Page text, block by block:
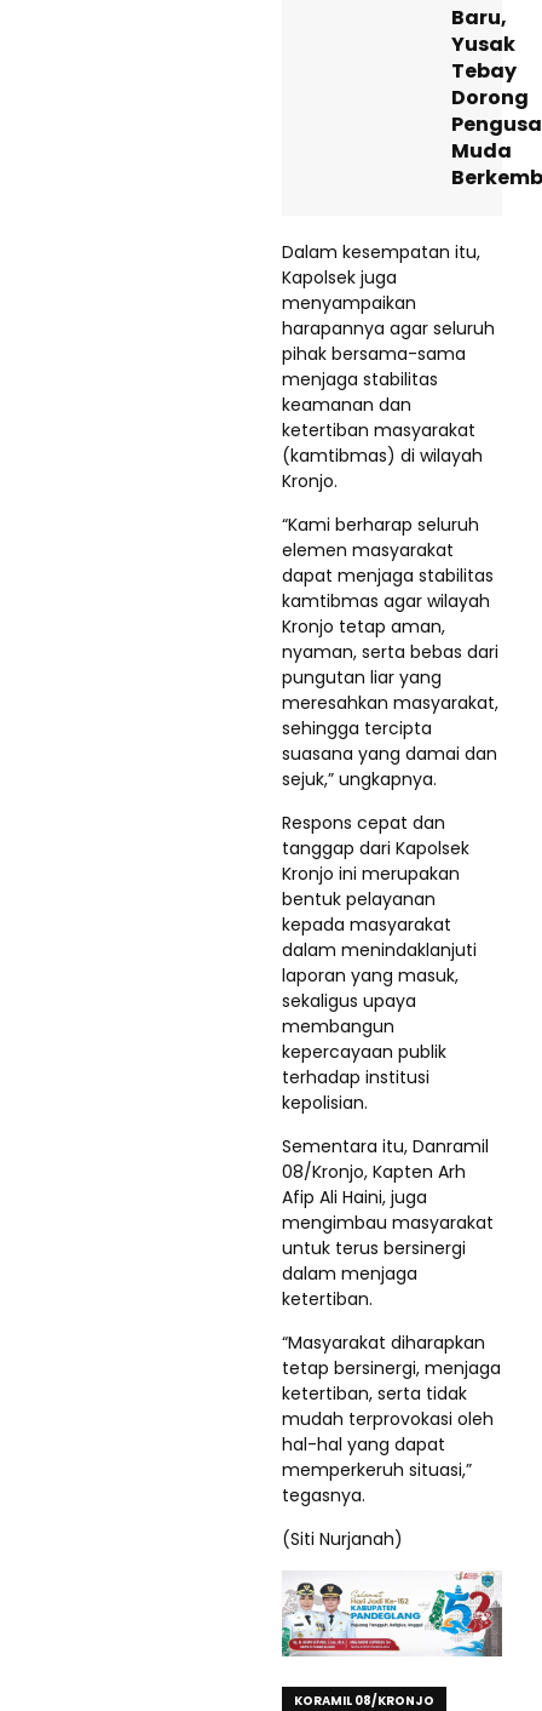
Baru,
Yusak
Tebay
Dorong
Muda
Dalam kesempatan itu,
Kapolsek juga
menyampaikan
harapannya agar seluruh
pihak bersama-sama
menjaga stabilitas
keamanan dan
ketertiban masyarakat
(kamtibmas) di wilayah
Kronjo.
“Kami berharap seluruh
elemen masyarakat
dapat menjaga stabilitas
kamtibmas agar wilayah
Kronjo tetap aman,
nyaman, serta bebas dari
pungutan liar yang
meresahkan masyarakat,
sehingga tercipta
suasana yang damai dan
sejuk,” ungkapnya.
Respons cepat dan
tanggap dari Kapolsek
Kronjo ini merupakan
bentuk pelayanan
kepada masyarakat
dalam menindaklanjuti
laporan yang masuk,
sekaligus upaya
membangun
kepercayaan publik
terhadap institusi
kepolisian.
Sementara itu, Danramil
08/Kronjo, Kapten Arh
Afip Ali Haini, juga
mengimbau masyarakat
untuk terus bersinergi
dalam menjaga
ketertiban.
“Masyarakat diharapkan
tetap bersinergi, menjaga
ketertiban, serta tidak
mudah terprovokasi oleh
hal-hal yang dapat
memperkeruh situasi,”
tegasnya.
(Siti Nurjanah)
KORAMIL 08/KRONJO